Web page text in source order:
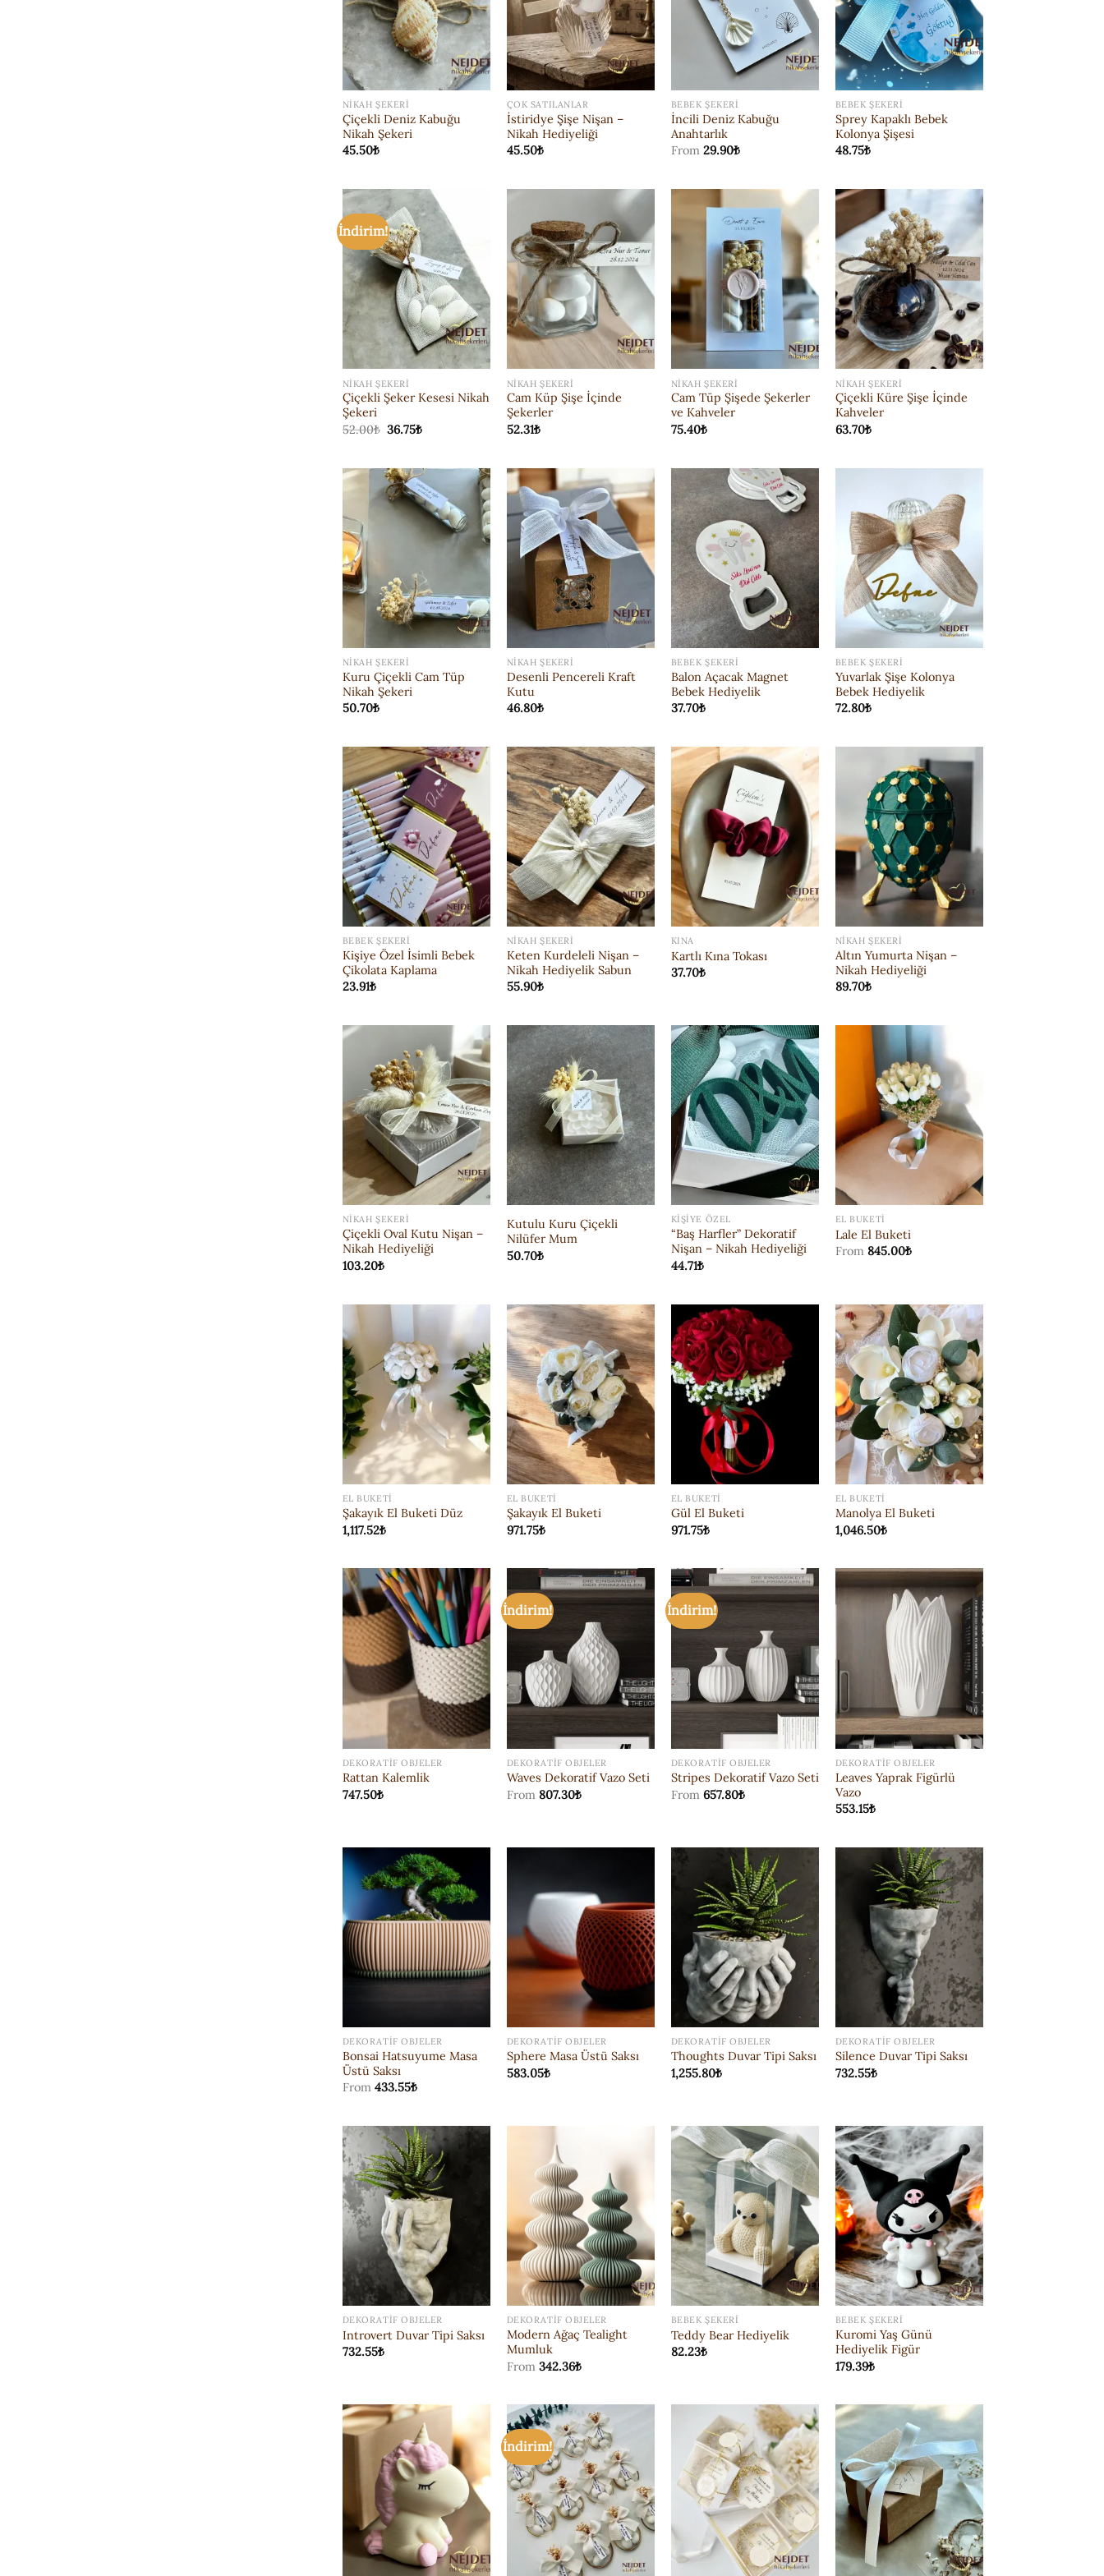
NIKAH ŞEKERI
Çiçekli Deniz Kabuğu
Nikah Şekeri
45.50₺
ÇOK SATILANLAR
İstiridye Şişe Nişan –
Nikah Hediyeliği
45.50₺
BEBEK ŞEKERI
İncili Deniz Kabuğu
Anahtarlık
From 29.90₺
BEBEK ŞEKERI
Sprey Kapaklı Bebek
Kolonya Şişesi
48.75₺
İndirim!
ISTEK
LISTESI'NE
EKLE
NIKAH ŞEKERI
Çiçekli Şeker Kesesi Nikah
Şekeri
52.00₺ Orijinal
36.75₺Şu
ISTEK
LISTESI'NE
EKLE
NIKAH ŞEKERI
Cam Küp Şişe İçinde
Şekerler
52.31₺
LISTESI'NE
EKLE
NIKAH ŞEKERI
Cam Tüp Şişede Şekerler
ve Kahveler
75.40₺
ISTEK
LISTESI'NE
EKLE
NIKAH ŞEKERI
Çiçekli Küre Şişe İçinde
Kahveler
63.70₺
ISTEK
LISTESI'NE
EKLE
NIKAH ŞEKERI
Kuru Çiçekli Cam Tüp
Nikah Şekeri
50.70₺
ISTEK
LISTESI'NE
EKLE
NIKAH ŞEKERI
Desenli Pencereli Kraft
Kutu
46.80₺
ISTEK
LISTESI'NE
EKLE
BEBEK ŞEKERI
Balon Açacak Magnet
Bebek Hediyelik
37.70₺
ISTEK
LISTESI'NE
EKLE
BEBEK ŞEKERI
Yuvarlak Şişe Kolonya
Bebek Hediyelik
72.80₺
ISTEK
LISTESI'NE
EKLE
BEBEK ŞEKERI
Kişiye Özel İsimli Bebek
Çikolata Kaplama
23.91₺
ISTEK
LISTESI'NE
EKLE
NIKAH ŞEKERI
Keten Kurdeleli Nişan –
Nikah Hediyelik Sabun
55.90₺
ISTEK
LISTESI'NE
EKLE
KINA
Kartlı Kına Tokası
37.70₺
ISTEK
LISTESI'NE
EKLE
NIKAH ŞEKERI
Altın Yumurta Nişan –
Nikah Hediyeliği
89.70₺
ISTEK
LISTESI'NE
EKLE
NIKAH ŞEKERI
Çiçekli Oval Kutu Nişan –
Nikah Hediyeliği
103.20₺
ISTEK
LISTESI'NE
EKLE
Kutulu Kuru Çiçekli
Nilüfer Mum
50.70₺
ISTEK
LISTESI'NE
EKLE
KIŞIYE ÖZEL
“Baş Harfler” Dekoratif
Nişan – Nikah Hediyeliği
44.71₺
ISTEK
LISTESI'NE
EKLE
EL BUKETI
Lale El Buketi
From 845.00₺
ISTEK
LISTESI'NE
EKLE
EL BUKETI
Şakayık El Buketi Düz
1,117.52₺
ISTEK
LISTESI'NE
EKLE
EL BUKETI
Şakayık El Buketi
971.75₺
ISTEK
LISTESI'NE
EKLE
EL BUKETI
Gül El Buketi
971.75₺
ISTEK
LISTESI'NE
EKLE
EL BUKETI
Manolya El Buketi
1,046.50₺
ISTEK
LISTESI'NE
EKLE
DEKORATIF OBJELER
Rattan Kalemlik
747.50₺
İndirim!
LISTESI'NE
EKLE
DEKORATIF OBJELER
Waves Dekoratif Vazo Seti
From 807.30₺
İndirim!
LISTESI'NE
EKLE
DEKORATIF OBJELER
Stripes Dekoratif Vazo Seti
From 657.80₺
ISTEK
LISTESI'NE
DEKORATIF OBJELER
Leaves Yaprak Figürlü
Vazo
553.15₺
ISTEK
LISTESI'NE
EKLE
DEKORATIF OBJELER
Bonsai Hatsuyume Masa
Üstü Saksı
From 433.55₺
ISTEK
LISTESI'NE
EKLE
DEKORATIF OBJELER
Sphere Masa Üstü Saksı
583.05₺
ISTEK
LISTESI'NE
EKLE
DEKORATIF OBJELER
Thoughts Duvar Tipi Saksı
1,255.80₺
ISTEK
LISTESI'NE
EKLE
DEKORATIF OBJELER
Silence Duvar Tipi Saksı
732.55₺
ISTEK
LISTESI'NE
EKLE
DEKORATIF OBJELER
Introvert Duvar Tipi Saksı
732.55₺
ISTEK
LISTESI'NE
EKLE
DEKORATIF OBJELER
Modern Ağaç Tealight
Mumluk
From 342.36₺
ISTEK
LISTESI'NE
EKLE
BEBEK ŞEKERI
Teddy Bear Hediyelik
82.23₺
ISTEK
LISTESI'NE
EKLE
BEBEK ŞEKERI
Kuromi Yaş Günü
Hediyelik Figür
179.39₺
ISTEK
LISTESI'NE
EKLE
İndirim!
ISTEK
LISTESI'NE
EKLE
ISTEK
LISTESI'NE
EKLE
ISTEK
LISTESI'NE
EKLE